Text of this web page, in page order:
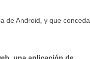
de Android, y que conceda